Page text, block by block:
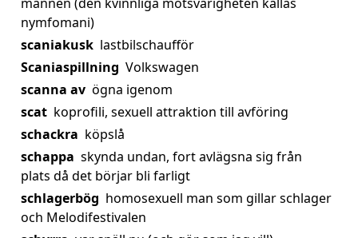
nymfomani)
scaniakusk lastbilschaufför
Scaniaspillning Volkswagen
scanna av ögna igenom
scat koprofili, sexuell attraktion till avföring
schackra köpslå
schappa skynda undan, fort avlägsna sig från
plats då det börjar bli farligt
schlagerbög homosexuell man som gillar schlager
och Melodifestivalen